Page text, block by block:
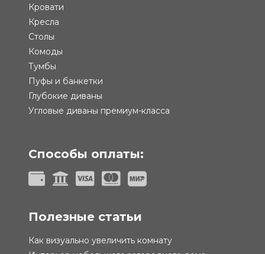
Кровати
Кресла
Столы
Комоды
Тумбы
Пуфы и банкетки
Глубокие диваны
Угловые диваны премиум-класса
Способы оплаты:
Полезные статьи
Как визуально увеличить комнату